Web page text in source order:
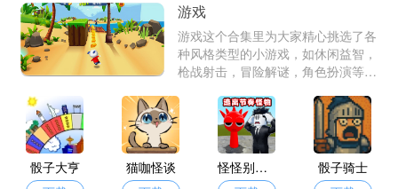
游戏
游戏这个合集里为大家精心挑选了各
种风格类型的小游戏，如休闲益智，
枪战射击，冒险解谜，角色扮演等
找到，都是很多用户精心推荐，获得
很多好评的游戏哦，不占手机很多内
存的，快来看看吧。
骰子大亨
猫咖怪谈
怪怪别过来
骰子骑士